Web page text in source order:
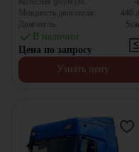
Мощность двигателя:
440
Двигатель:
В наличии
Цена по запросу
Узнать цену